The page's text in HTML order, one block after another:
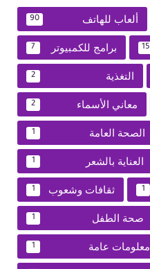
ألعاب للهاتف 90
15 برامج للكمبيوتر 7
التغذية 2
معاني الأسماء 2
الصحة العامة 1
العناية بالشعر 1
1 ثقافات وشعوب 1
صحة الطفل 1
معلومات عامة 1